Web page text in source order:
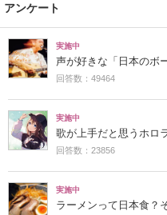
アンケート
実施中
声が好きな「日本のボ
回答数：49464
実施中
歌が上手だと思うホロ
回答数：23856
実施中
ラーメンって日本食？